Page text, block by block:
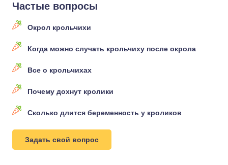
Частые вопросы
Окрол крольчихи
Когда можно случать крольчиху после окрола
Все о крольчихах
Почему дохнут кролики
Сколько длится беременность у кроликов
Задать свой вопрос